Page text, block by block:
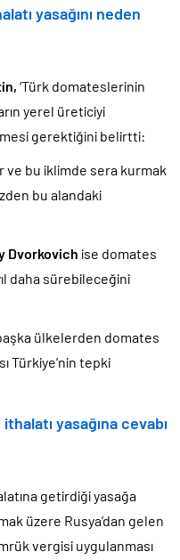
yasağını neden
‘Türk domateslerinin
yerel üreticiyi
gerektiğini belirtti:
ve bu iklimde sera kurmak
bu alandaki
Dvorkovich ise domates
daha sürebileceğini
ülkelerden domates
Türkiye’nin tepki
yasağına cevabı
getirdiği yasağa
üzere Rusya’dan gelen
vergisi uygulanması